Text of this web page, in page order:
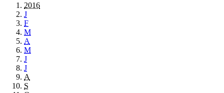
2016
J
F
M
A
M
J
J
A
S